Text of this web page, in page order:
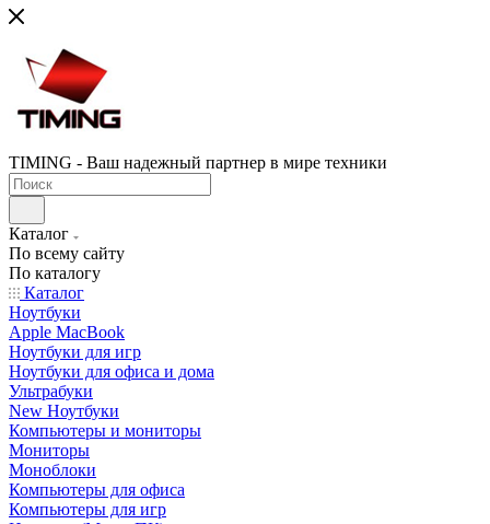
TIMING - Ваш надежный партнер в мире техники
Каталог
По всему сайту
По каталогу
Каталог
Ноутбуки
Apple MacBook
Ноутбуки для игр
Ноутбуки для офиса и дома
Ультрабуки
New Ноутбуки
Компьютеры и мониторы
Мониторы
Моноблоки
Компьютеры для офиса
Компьютеры для игр